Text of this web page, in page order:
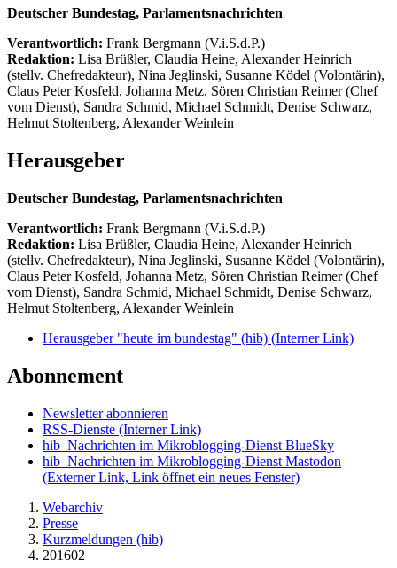
Deutscher Bundestag, Parlamentsnachrichten
Verantwortlich: Frank Bergmann (V.i.S.d.P.)
Redaktion: Lisa Brüßler, Claudia Heine, Alexander Heinrich
(stellv. Chefredakteur), Nina Jeglinski, Susanne Ködel (Volontärin),
Claus Peter Kosfeld, Johanna Metz, Sören Christian Reimer (Chef
vom Dienst), Sandra Schmid, Michael Schmidt, Denise Schwarz,
Helmut Stoltenberg, Alexander Weinlein
Herausgeber
Deutscher Bundestag, Parlamentsnachrichten
Verantwortlich: Frank Bergmann (V.i.S.d.P.)
Redaktion: Lisa Brüßler, Claudia Heine, Alexander Heinrich
(stellv. Chefredakteur), Nina Jeglinski, Susanne Ködel (Volontärin),
Claus Peter Kosfeld, Johanna Metz, Sören Christian Reimer (Chef
vom Dienst), Sandra Schmid, Michael Schmidt, Denise Schwarz,
Helmut Stoltenberg, Alexander Weinlein
Herausgeber "heute im bundestag" (hib) (Interner Link)
Abonnement
Newsletter abonnieren
RSS-Dienste (Interner Link)
hib_Nachrichten im Mikroblogging-Dienst BlueSky
hib_Nachrichten im Mikroblogging-Dienst Mastodon
(Externer Link, Link öffnet ein neues Fenster)
Webarchiv
Presse
Kurzmeldungen (hib)
201602